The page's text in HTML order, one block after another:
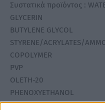
Συστατικά προϊόντος :
GLYCERIN
BUTYLENE GLYCOL
STYRENE/ACRYLATES/
COPOLYMER
PVP
OLETH-20
PHENOXYETHANOL
CAPRYLYL GLYCOL